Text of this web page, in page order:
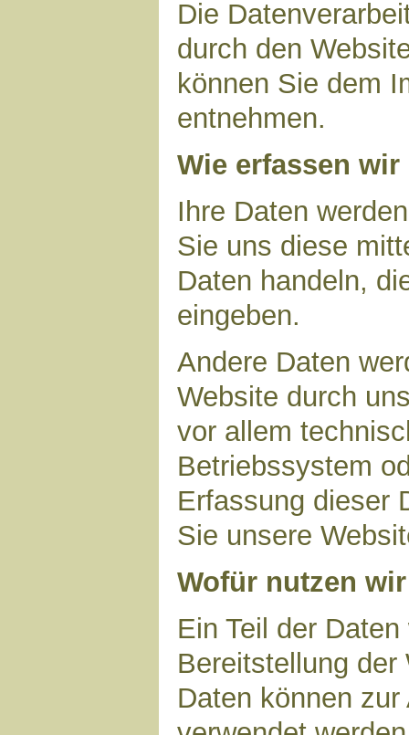
Die
durch den
können Sie dem
entnehmen.
Wie erfassen wir
Ihre Daten
Sie uns diese
Daten handeln,
eingeben.
Andere Daten
Website durch
vor allem
Betriebssystem
Erfassung dieser
Sie unsere
Wofür nutzen
Ein Teil der
Bereitstellung der
Daten können